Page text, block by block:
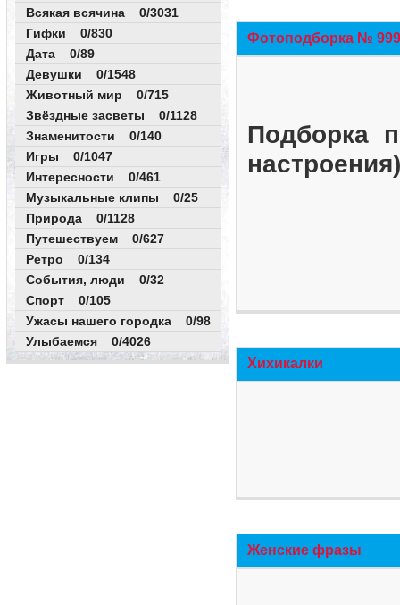
Всякая всячина 0/3031
Гифки 0/830
Дата 0/89
Девушки 0/1548
Животный мир 0/715
Звёздные засветы 0/1128
Знаменитости 0/140
Игры 0/1047
Интересности 0/461
Музыкальные клипы 0/25
Природа 0/1128
Путешествуем 0/627
Ретро 0/134
События, люди 0/32
Спорт 0/105
Ужасы нашего городка 0/98
Улыбаемся 0/4026
Фотоподборка №
Подборка
Хихикалки
Женские фразы